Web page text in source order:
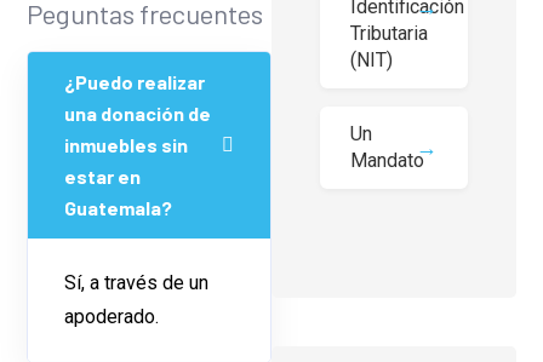
Peguntas frecuentes
¿Puedo realizar
una donación de
inmuebles sin
estar en
Guatemala?
Sí, a través de un
apoderado.
Identificación
Tributaria
(NIT)
Un
Mandato